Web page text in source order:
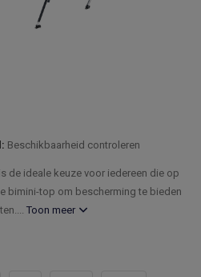
Beschikbaarheid controleren
de ideale keuze voor iedereen die op
bimini-top om bescherming te bieden
Toon meer